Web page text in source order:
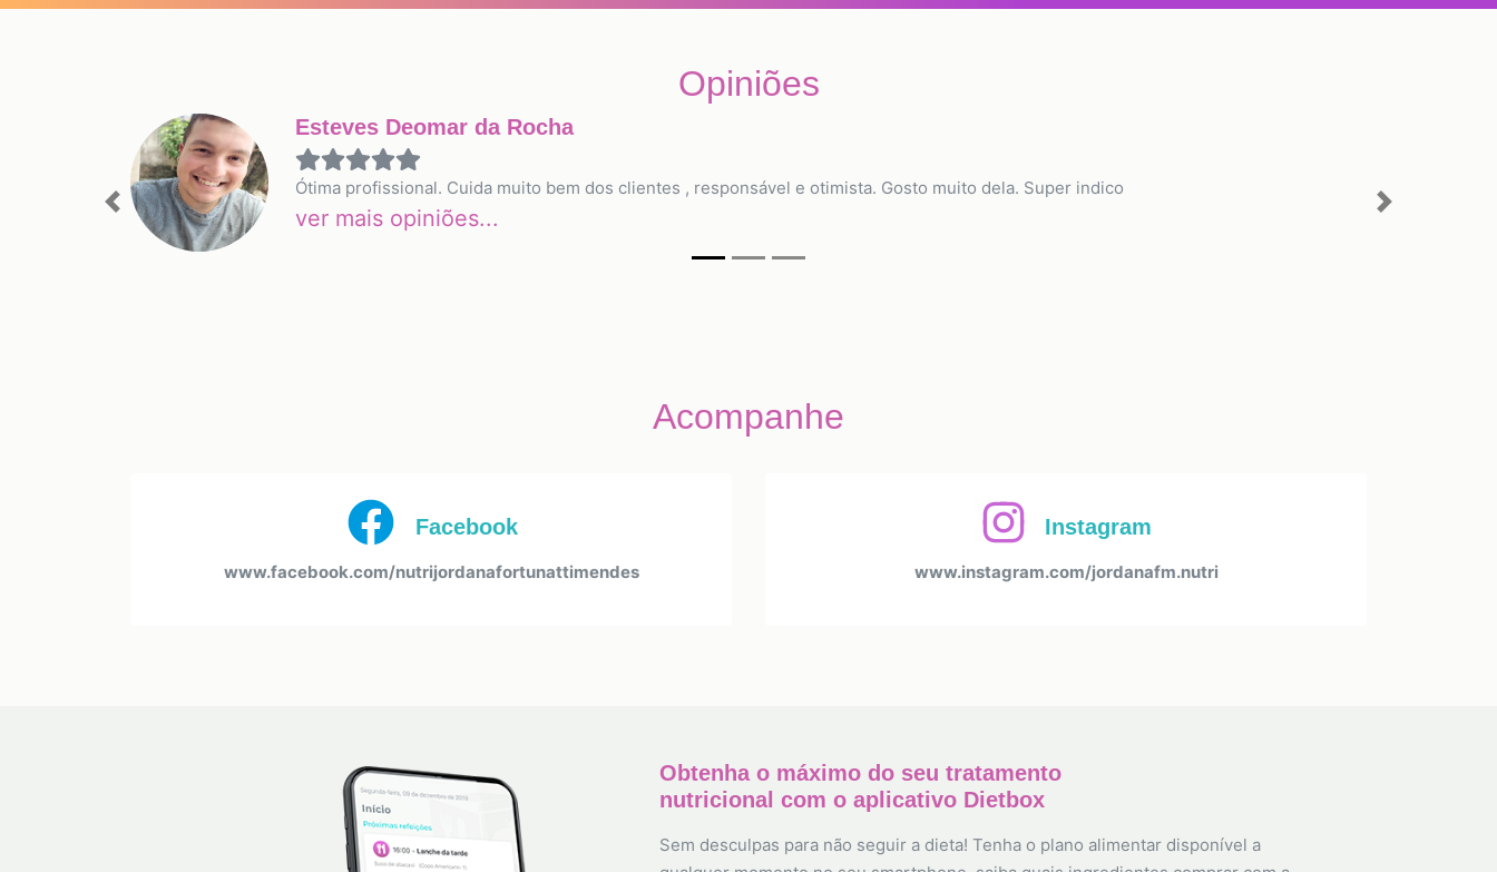
Opiniões
Esteves Deomar da Rocha
Ótima profissional. Cuida muito bem dos clientes , responsável e otimista. Gosto muito dela. Super indico
ver mais opiniões...
Previous Next
Acompanhe
Facebook
www.facebook.com/nutrijordanafortunattimendes
Instagram
www.instagram.com/jordanafm.nutri
Obtenha o máximo do seu tratamento
nutricional com o aplicativo Dietbox
Sem desculpas para não seguir a dieta! Tenha o plano alimentar disponível a